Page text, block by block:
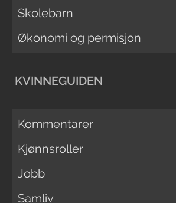
Skolebarn
Økonomi og permisjon
KVINNEGUIDEN
Kommentarer
Kjønnsroller
Jobb
Samliv